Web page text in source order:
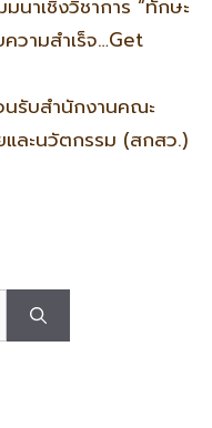
นาเชิงวิชาการ “ทักษะ
วามสำเร็จ…Get
นรับสำนักงานคณะ
ละนวัตกรรม (สกสว.)